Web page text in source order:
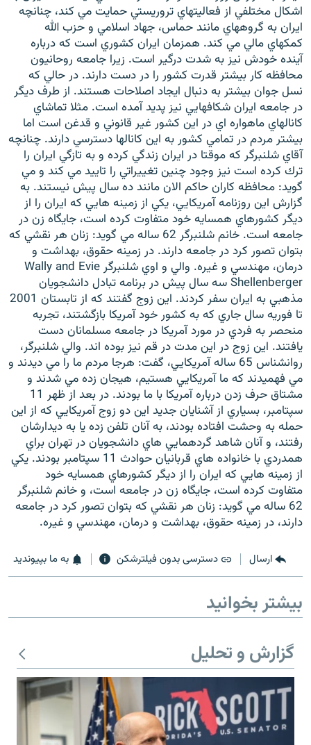
اشكال مختلفي از فعاليتهاي تروريستي حمايت مي كند، چنانچه
ايران به گروههاي مانند حماس، جهاد اسلامي و حزب الله
كمكهاي مالي مي كند. همزمان ايران كشوري است كه درباره
آينده خودش نيز به شدت درگير است. زيرا جامعه روحانيون
محافظه كار بيشتر قدرت كشور را در دست دارند. در حالي كه
نسل جوان بيشتر به دنبال ايجاد اصلاحات هستند. از طرف ديگر
در جامعه ايران شكافهايي نيز پديد آمده است. مثلا تماشاي
كانالهاي ماهواره اي در اين كشور غير قانوني و قدغن است اما
بيشتر مردم در تمامي كشور به اين كانالها دسترسي دارند. چنانچه
آقاي شلنبرگر كه موقتا در ايران زندگي كرده و به تازگي ايران را
ترك كرده است نيز وجود چنين تغييراتي را تاييد مي كند و مي
گويد: محافظه كاران حاكم الان مانند ده سال پيش نيستند. به
گزارش اين روزنامه آمريکايي، يکي از زمينه هايي که ايران را از
ديگر کشورهاي همسايه خود متفاوت کرده است، جايگاه زن در
جامعه است. خانم شلنبرگر 62 ساله مي گويد: زنان هر نقشي که
بتوان تصور کرد در جامعه دارند. در زمينه حقوق، بهداشت و
درمان، مهندسي و غيره. والي و اوي شلنبرگر Wally and Evie
Shellenberger سه سال پيش در برنامه تبادل دانشجويان
مذهبي به ايران سفر كردند. اين زوج گفتند که از تابستان 2001
تا فوريه سال جاري كه به كشور خود آمريكا بازگشتند، تجربه
منحصر به فردي در مورد آمريكا در جامعه مسلمانان دست
يافتند. اين زوج در اين مدت در قم نيز بوده اند. والي شلنبرگر،
روانشناس 65 ساله آمريكايي، گفت: هرجا مردم ما را مي ديدند و
مي فهميدند كه ما آمريكايي هستيم، هيجان زده مي شدند و
مشتاق حرف زدن درباره آمريكا با ما بودند. در بعد از ظهر 11
سپتامبر، بسياري از آشنايان جديد اين دو زوج آمريكايي كه از اين
حمله به وحشت افتاده بودند، به آنان تلفن زده يا به ديدارشان
رفتند، و آنان شاهد گردهمايي هاي دانشجويان در تهران براي
همدردي با خانواده هاي قربانيان حوادث 11 سپتامبر بودند. يکي
از زمينه هايي که ايران را از ديگر کشورهاي همسايه خود
متفاوت کرده است، جايگاه زن در جامعه است، و خانم شلنبرگر
62 ساله مي گويد: زنان هر نقشي که بتوان تصور کرد در جامعه
دارند، در زمينه حقوق، بهداشت و درمان، مهندسي و غيره.
ارسال دسترسی بدون فیلترشکن به ما بپیوندید
بیشتر بخوانید
گزارش و تحلیل